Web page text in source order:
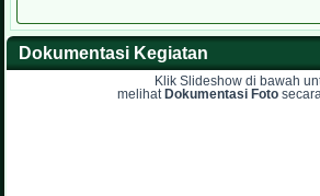
Dokumentasi Kegiatan
Klik Slideshow di bawah
melihat Dokumentasi Foto